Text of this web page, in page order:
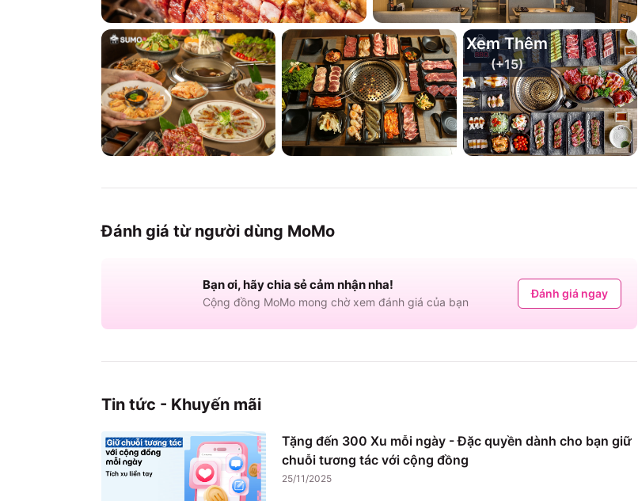
Xem Thêm
(+15)
Đánh giá từ người dùng MoMo
Bạn ơi, hãy chia sẻ cảm nhận nha!
Cộng đồng MoMo mong chờ xem đánh giá của bạn
Đánh giá ngay
Tin tức - Khuyến mãi
Tặng đến 300 Xu mỗi ngày - Đặc quyền dành cho bạn giữ
chuỗi tương tác với cộng đồng
25/11/2025